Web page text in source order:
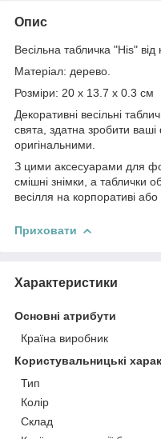
Опис
Весільна табличка "His"
Матеріал: дерево.
Розміри: 20 х 13.7 х 0.3 см
Декоративні весільні
свята, здатна зробити
оригінальними.
З цими аксесуарами для
смішні знімки, а таблички
весілля на корпоративі
Приховати
Характеристики
Основні атрибути
Країна виробник
Користувальницькі
Тип
Колір
Склад